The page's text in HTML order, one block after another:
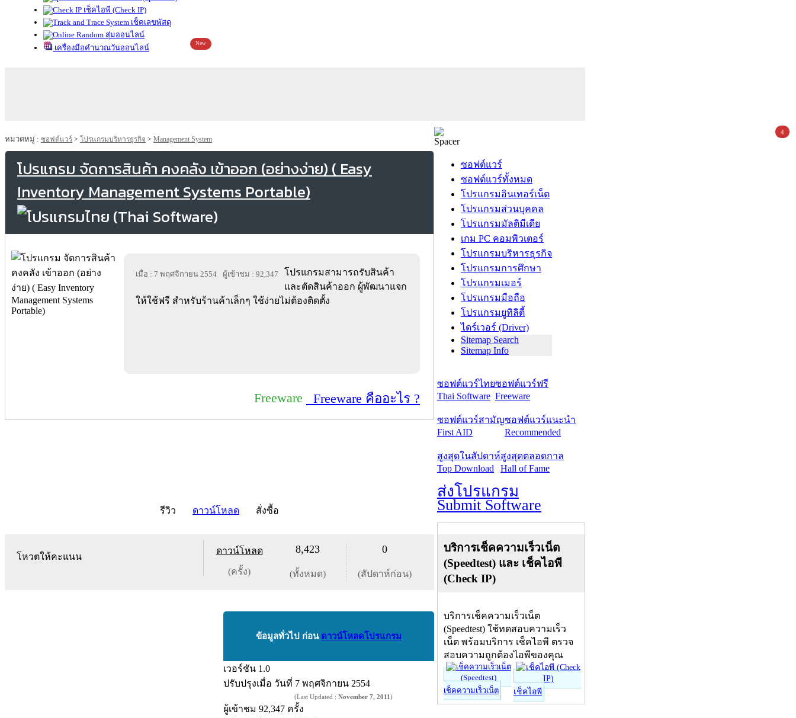
เช็คไอพี (Check IP)
เช็คเลขพัสดุ
สุ่มออนไลน์
เครื่องมือคำนวณวันออนไลน์
New
หมวดหมู่ : ซอฟต์แวร์ > โปรแกรมบริหารธุรกิจ > Management System
โปรแกรม จัดการสินค้า คงคลัง เข้าออก (อย่างง่าย) ( Easy
Inventory Management Systems Portable)
เมื่อ : 7 พฤศจิกายน 2554 ผู้เข้าชม : 92,347
โปรแกรมสามารถรับสินค้า
และตัดสินค้าออก ผู้พัฒนาแจก
ให้ใช้ฟรี สำหรับร้านค้าเล็กๆ ใช้ง่ายไม่ต้องติดตั้ง
Freeware Freeware คืออะไร ?
รีวิว ดาวน์โหลด สั่งซื้อ
โหวตให้คะแนน
ดาวน์โหลด
(ครั้ง)
8,423
(ทั้งหมด)
0
(สัปดาห์ก่อน)
ข้อมูลทั่วไป ก่อน ดาวน์โหลดโปรแกรม
เวอร์ชัน 1.0
ปรับปรุงเมื่อ วันที่ 7 พฤศจิกายน 2554
(Last Updated : November 7, 2011 )
ผู้เข้าชม 92,347 ครั้ง
ซอฟต์แวร์
ซอฟต์แวร์ทั้งหมด
โปรแกรมอินเทอร์เน็ต
โปรแกรมส่วนบุคคล
โปรแกรมมัลติมีเดีย
เกม PC คอมพิวเตอร์
โปรแกรมบริหารธุรกิจ
โปรแกรมการศึกษา
โปรแกรมเมอร์
โปรแกรมมือถือ
โปรแกรมยูทิลิตี้
ไดร์เวอร์ (Driver)
Sitemap Search
Sitemap Info
ซอฟต์แวร์ไทย
Thai Software
ซอฟต์แวร์ฟรี
Freeware
ซอฟต์แวร์สามัญ
First AID
ซอฟต์แวร์แนะนำ
Recommended
สูงสุดในสัปดาห์
Top Download
สูงสุดตลอดกาล
Hall of Fame
ส่งโปรแกรม
Submit Software
บริการเช็คความเร็วเน็ต
(Speedtest) และ เช็คไอพี
(Check IP)
บริการเช็คความเร็วเน็ต
(Speedtest) ใช้ทดสอบความเร็ว
เน็ต พร้อมบริการ เช็คไอพี ตรวจ
สอบความถูกต้องไอพีของคุณ
เช็คความเร็วเน็ต เช็คไอพี
4